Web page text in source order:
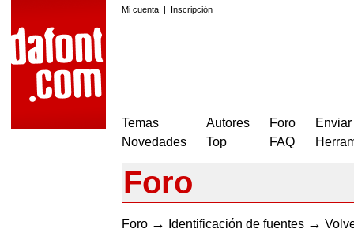
Mi cuenta | Inscripción
Temas
Novedades
Autores
Top
Foro
FAQ
Foro
Foro → Identificación de fuentes →